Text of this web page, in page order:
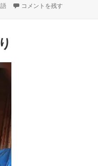
HSK (漢語水平考査～中国
コメントを残す